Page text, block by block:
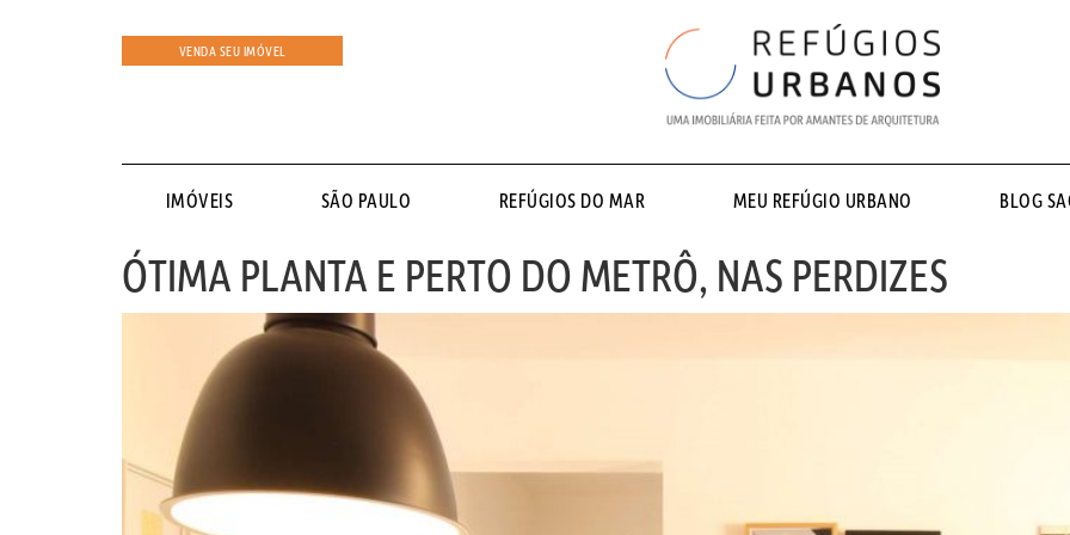
VENDA SEU IMÓVEL
IMÓVEIS SÃO PAULO REFÚGIOS DO MAR MEU REFÚGIO URBANO BLOG
ÓTIMA PLANTA E PERTO DO METRÔ, NAS PERDIZES